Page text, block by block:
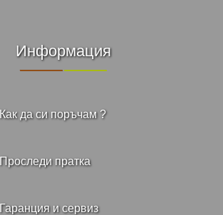
Информация
Как да си поръчам ?
Проследи пратка
Гаранция и сервиз